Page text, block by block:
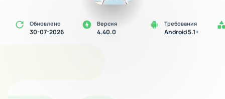
Обновлено
30-07-2026
Версия
4.40.0
Требования
Android 5.1+